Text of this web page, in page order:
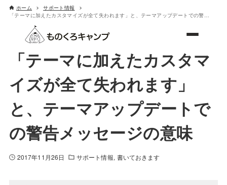
ホーム
サポート情報
「テーマに加えたカスタマイズが全て失われます」と、テーマアップデートでの警告メッセージの意味
「テーマに加えたカスタマ
イズが全て失われます」
と、テーマアップデートで
の警告メッセージの意味
2017年11月26日 サポート情報 書いておきます